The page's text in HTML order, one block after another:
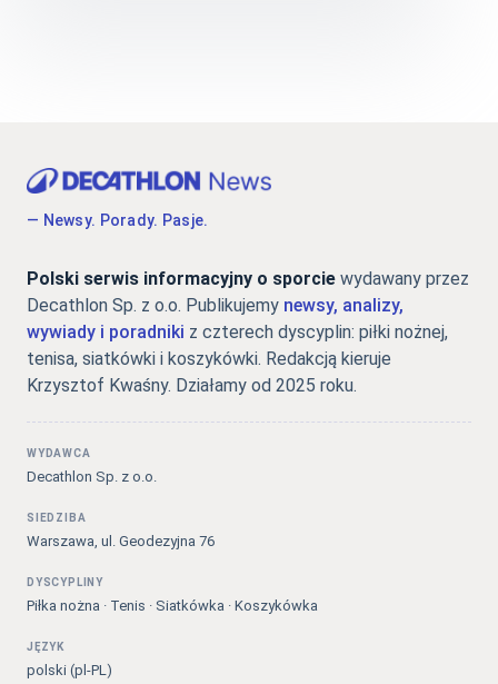
— Newsy. Porady. Pasje.
Polski serwis informacyjny o sporcie wydawany przez
Decathlon Sp. z o.o. Publikujemy newsy, analizy,
wywiady i poradniki z czterech dyscyplin: piłki nożnej,
tenisa, siatkówki i koszykówki. Redakcją kieruje
Krzysztof Kwaśny. Działamy od 2025 roku.
WYDAWCA
Decathlon Sp. z o.o.
SIEDZIBA
Warszawa, ul. Geodezyjna 76
DYSCYPLINY
Piłka nożna · Tenis · Siatkówka · Koszykówka
JĘZYK
polski (pl-PL)